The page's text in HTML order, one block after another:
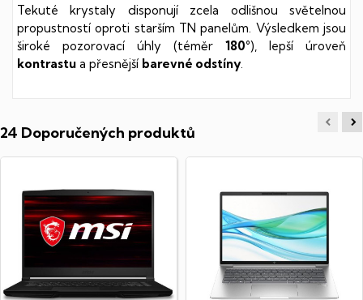
Tekuté krystaly disponují zcela odlišnou světelnou
propustností oproti starším TN panelům. Výsledkem jsou
široké pozorovací úhly (téměr 180°), lepší úroveň
kontrastu a přesnější barevné odstíny
24 Doporučených produktů